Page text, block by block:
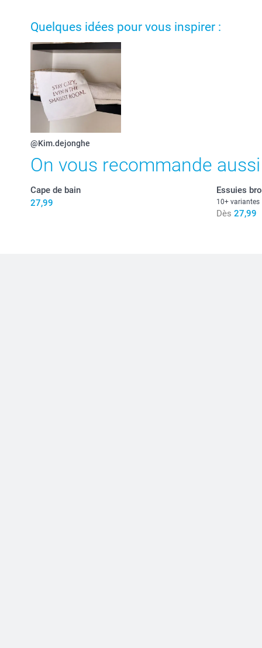
Quelques idées pour vous inspirer :
@Kim.dejonghe
On vous recommande aussi
Cape de bain
27,99
Essuies
10+ variantes
Dès 27,99